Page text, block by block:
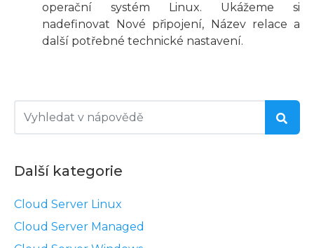
Další kategorie
Cloud Server Linux
Cloud Server Managed
operační systém Linux. Ukážeme si
nadefinovat Nové připojení, Název relace a
další potřebné technické nastavení.